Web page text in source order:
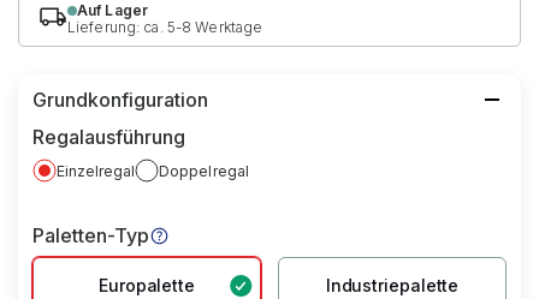
Auf Lager
Lieferung: ca. 5-8 Werktage
Grundkonfiguration
Regalausführung
Einzelregal Doppelregal
Paletten-Typ
Europalette Industriepalette